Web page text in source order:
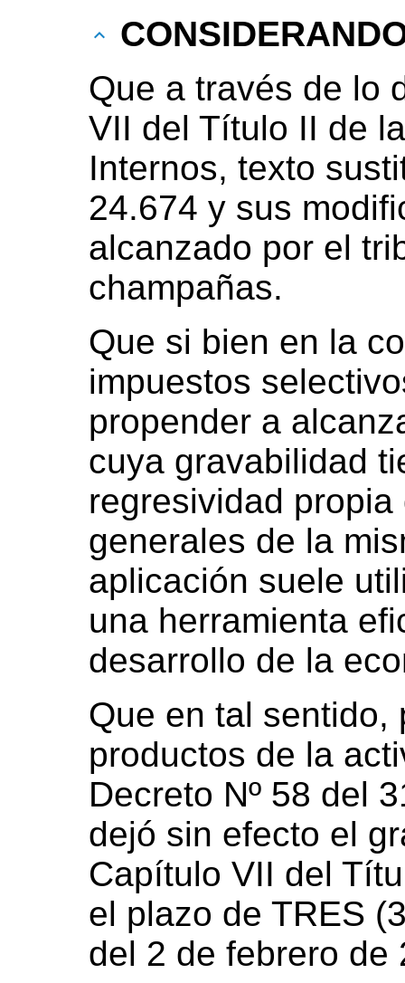
Que a través de lo
VII del Título II de
Internos, texto
24.674 y sus
alcanzado por el
champañas.
Que si bien en la
impuestos
propender a
cuya gravabilidad
regresividad
generales de la
aplicación suele
una herramienta
desarrollo de la
Que en tal sentido,
productos de la
Decreto Nº 58 del
dejó sin efecto el
Capítulo VII del
el plazo de TRES
del 2 de febrero de